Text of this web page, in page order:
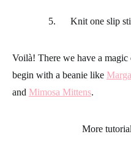
5. Knit one slip
Voilà! There we have a
begin with a beanie like
and Mimosa Mittens.
More